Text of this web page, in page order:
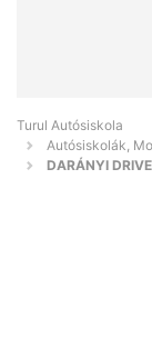
Turul Autósiskola
Autósiskolák,
DARÁNYI DRIVE